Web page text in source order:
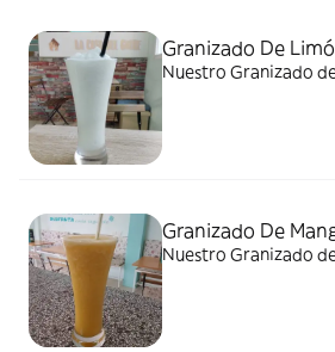
Granizado De
Nuestro Granizado
Granizado De
Nuestro Granizado